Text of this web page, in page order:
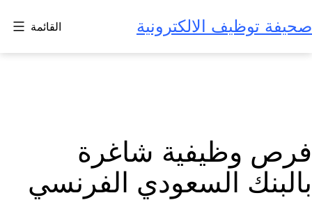
توظيف الالكترونية
وظيفية شاغرة
السعودي الفرنسي